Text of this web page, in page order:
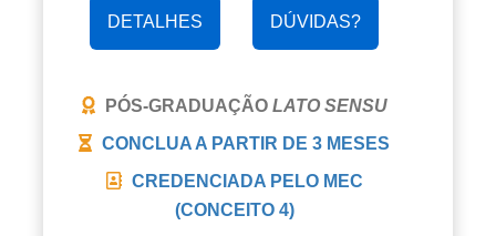
DETALHES DÚVIDAS?
PÓS-GRADUAÇÃO LATO SENSU
CONCLUA A PARTIR DE 3 MESES
CREDENCIADA PELO MEC
(CONCEITO 4)